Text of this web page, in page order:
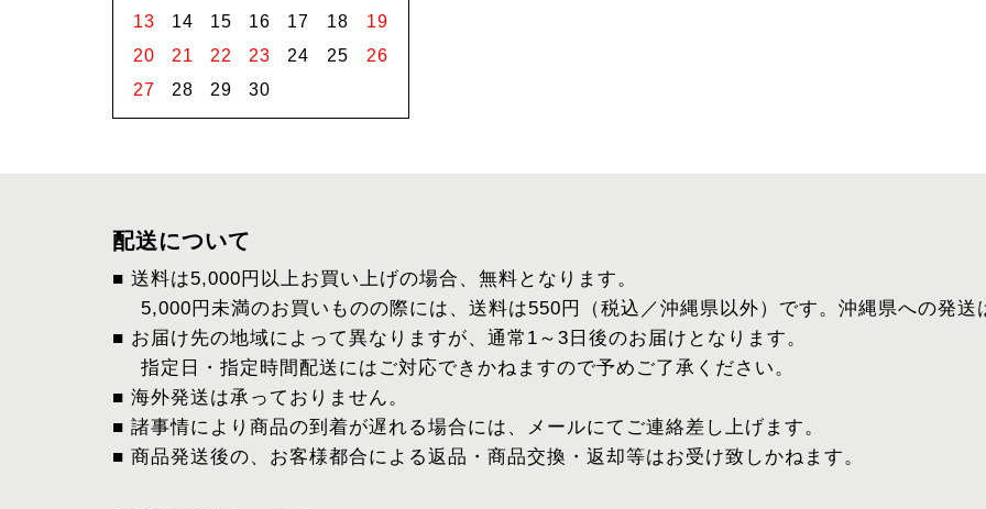
13
14 15 16 17 18
19
20
21 22 23 24 25
26
27
28 29 30
配送について
■ 送料は5,000円以上お買い上げの場合、無料となります。
5,000円未満のお買いものの際には、送料は550円（税込／沖縄県以外）です。沖縄県への発
■ お届け先の地域によって異なりますが、通常1～3日後のお届けとなります。
指定日・指定時間配送にはご対応できかねますので予めご了承ください。
■ 海外発送は承っておりません。
■ 諸事情により商品の到着が遅れる場合には、メールにてご連絡差し上げます。
■ 商品発送後の、お客様都合による返品・商品交換・返却等はお受け致しかねます。